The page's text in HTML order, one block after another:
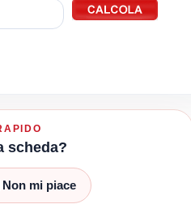
scheda?
Non mi piace